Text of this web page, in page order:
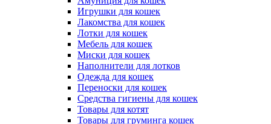
Игрушки для кошек
Лакомства для кошек
Лотки для кошек
Мебель для кошек
Миски для кошек
Наполнители для лотков
Одежда для кошек
Переноски для кошек
Средства гигиены для кошек
Товары для котят
Товары для груминга кошек